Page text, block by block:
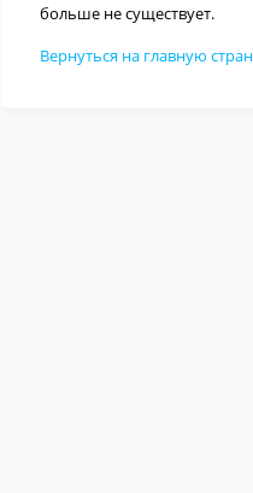
больше не существует.
Вернуться на главную